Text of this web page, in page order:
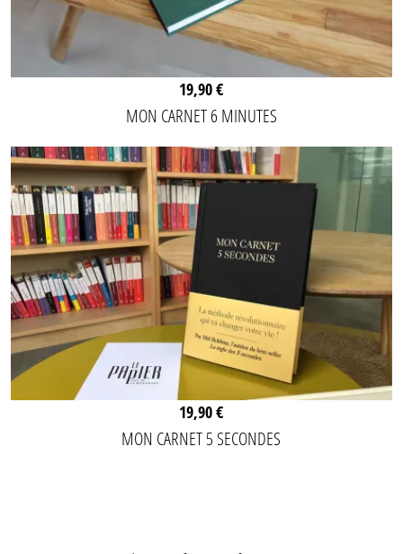
19,90 €
MON CARNET 6 MINUTES
19,90 €
MON CARNET 5 SECONDES